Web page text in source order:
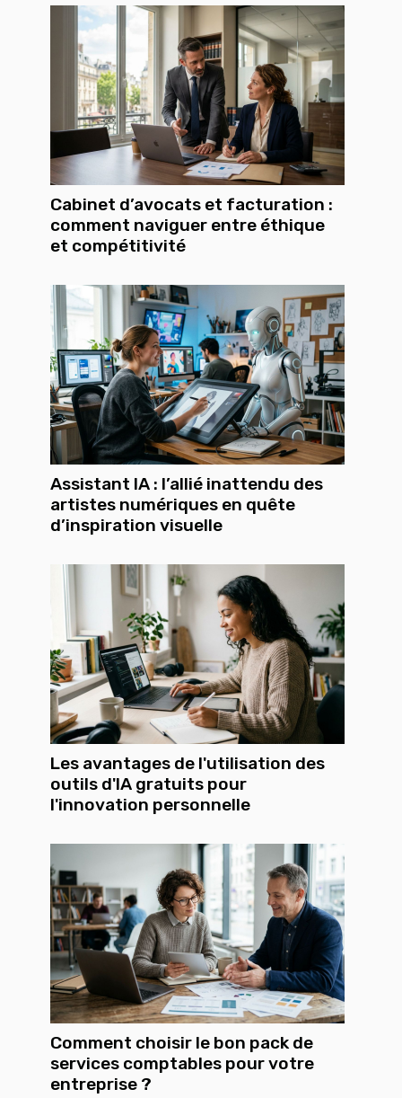
Cabinet d’avocats et facturation :
comment naviguer entre éthique
et compétitivité
Assistant IA : l’allié inattendu des
artistes numériques en quête
d’inspiration visuelle
Les avantages de l'utilisation des
outils d'IA gratuits pour
l'innovation personnelle
Comment choisir le bon pack de
services comptables pour votre
entreprise ?